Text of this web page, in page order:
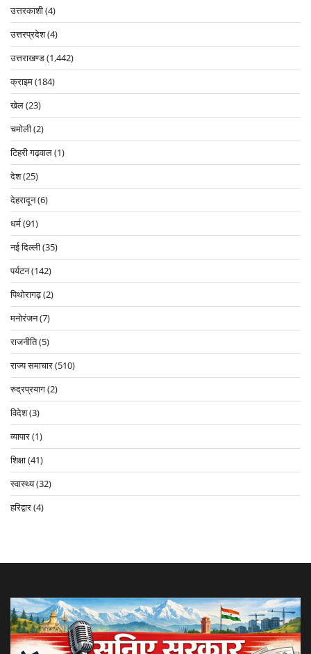
उत्तरकाशी(4)
उत्तरप्रदेश(4)
उत्तराखण्ड(1,442)
क्राइम(184)
खेल(23)
चमोली(2)
टिहरी गढ़वाल(1)
देश(25)
देहरादून(6)
धर्म(91)
नई दिल्ली(35)
पर्यटन(142)
पिथोरागढ़(2)
मनोरंजन(7)
राजनीति(5)
राज्य समाचार(510)
रुद्रप्रयाग(2)
विदेश(3)
व्यापार(1)
शिक्षा(41)
स्वास्थ्य(32)
हरिद्वार(4)